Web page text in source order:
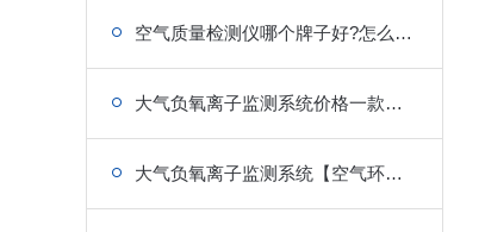
空气质量检测仪哪个牌子好?怎么选择?
大气负氧离子监测系统价格一款监测全面不漏网的负氧离子监测站(畅销秘籍)
大气负氧离子监测系统【空气环境监测】